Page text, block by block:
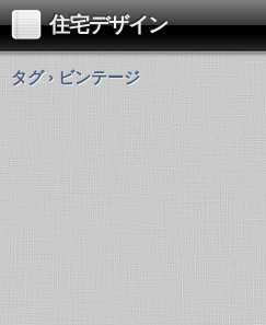
住宅デザイン
タグ › ビンテージ